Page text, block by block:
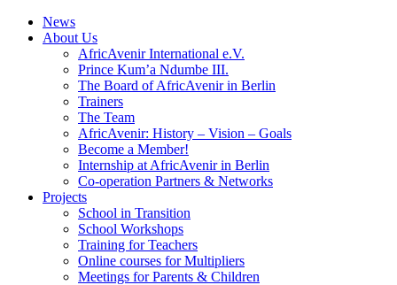
News
About Us
AfricAvenir International e.V.
Prince Kum’a Ndumbe III.
The Board of AfricAvenir in Berlin
Trainers
The Team
AfricAvenir: History – Vision – Goals
Become a Member!
Internship at AfricAvenir in Berlin
Co-operation Partners & Networks
Projects
School in Transition
School Workshops
Training for Teachers
Online courses for Multipliers
Meetings for Parents & Children